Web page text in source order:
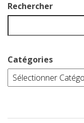
Rechercher
Catégories